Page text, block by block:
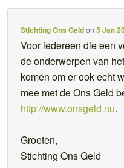
Stichting Ons Geldon5 Jan
Voor iedereen die een
de onderwerpen van
komen om er ook echt
mee met de Ons Geld
http://www.onsgeld.nu.
Groeten,
Stichting Ons Geld